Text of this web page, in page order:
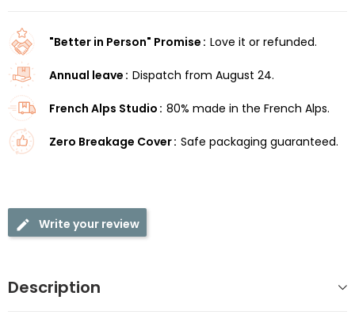
"Better in Person" Promise Love it or refunded.
Annual leave Dispatch from August 24.
French Alps Studio 80% made in the French Alps.
Zero Breakage Cover Safe packaging guaranteed.
Write your review
Description